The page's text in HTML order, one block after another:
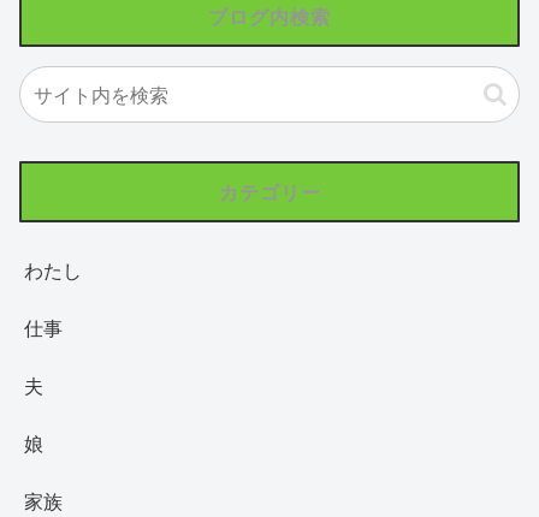
ブログ内検索
カテゴリー
わたし
仕事
夫
娘
家族